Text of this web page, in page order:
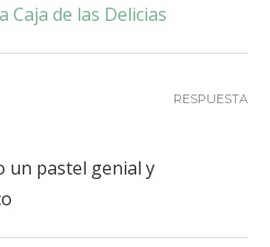
Caja de las Delicias
un pastel genial y
RESPUESTA